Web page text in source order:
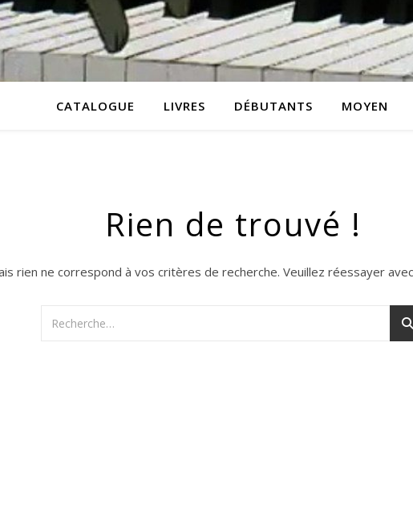
CATALOGUE LIVRES DÉBUTANTS MOYEN
Rien de trouvé !
rien ne correspond à vos critères de recherche. Veuillez réessayer